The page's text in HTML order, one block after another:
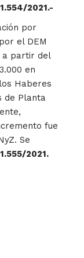
1.554/2021.-
por
el DEM
a partir del
en
Haberes
de Planta
fue
Se
2021.